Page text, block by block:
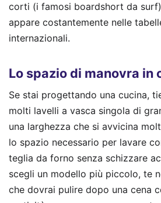
corti (i famosi boardshort da
appare costantemente nelle
internazionali.
Lo spazio di manovra in
Se stai progettando una cucina,
molti lavelli a vasca singola di
una larghezza che si avvicina
lo spazio necessario per lavare
teglia da forno senza schizzare
scegli un modello più piccolo, te
che dovrai pulire dopo una cena